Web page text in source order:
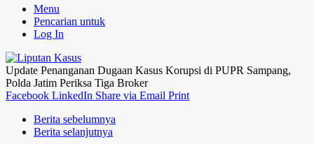
Menu
Pencarian untuk
Log In
Update Penanganan Dugaan Kasus Korupsi di PUPR Sampang,
Polda Jatim Periksa Tiga Broker
Facebook LinkedIn Share via Email Print
Berita sebelumnya
Berita selanjutnya